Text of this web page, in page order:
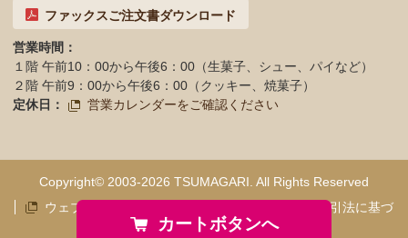
カートボタンへ
ファックスご注文書ダウンロード
営業時間：
１階 午前10：00から午後6：00（生菓子、シュー、パイなど）
２階 午前9：00から午後6：00（クッキー、焼菓子）
定休日：
営業カレンダーをご確認ください
Copyright© 2003-2026 TSUMAGARI. All Rights Reserved
ウェブアクセシビリティ対応方針
特定商取引法に基づ
プライバシーポリシー